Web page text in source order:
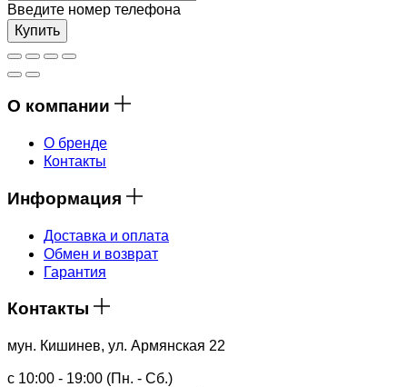
Введите номер телефона
Купить
О компании
О бренде
Контакты
Информация
Доставка и оплата
Обмен и возврат
Гарантия
Контакты
мун. Кишинев, ул. Армянская 22
с 10:00 - 19:00 (Пн. - Сб.)